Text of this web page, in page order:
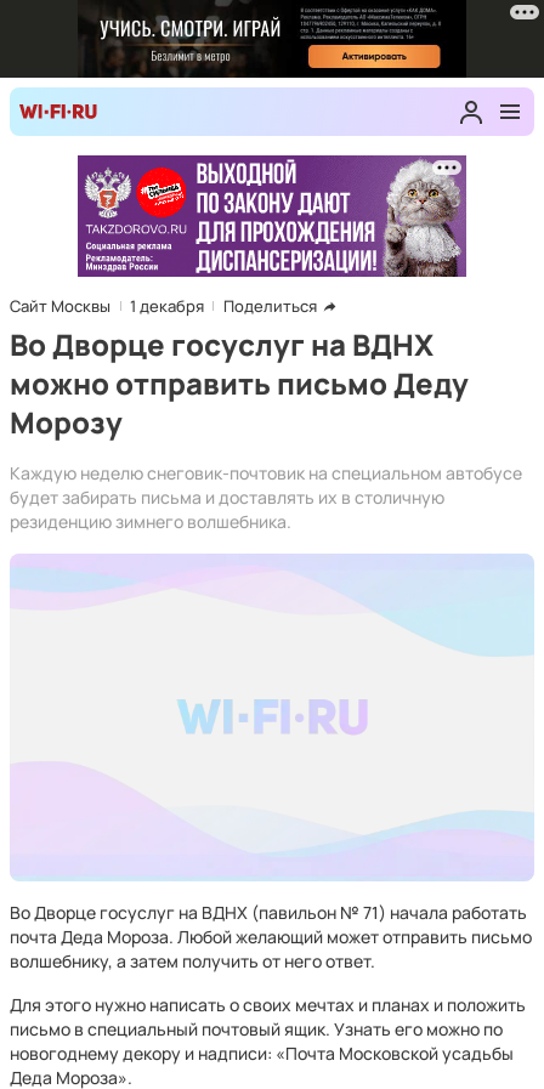
Сайт Москвы 1 декабря Поделиться
Во Дворце госуслуг на ВДНХ
можно отправить письмо Деду
Морозу
Каждую неделю снеговик-почтовик на специальном автобусе
будет забирать письма и доставлять их в столичную
резиденцию зимнего волшебника.
Во Дворце госуслуг на ВДНХ (павильон № 71) начала работать
почта Деда Мороза. Любой желающий может отправить письмо
волшебнику, а затем получить от него ответ.
Для этого нужно написать о своих мечтах и планах и положить
письмо в специальный почтовый ящик. Узнать его можно по
новогоднему декору и надписи: «Почта Московской усадьбы
Деда Мороза».